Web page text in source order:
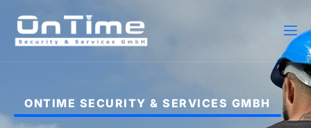
ONTIME SECURITY & SERVICES GMBH